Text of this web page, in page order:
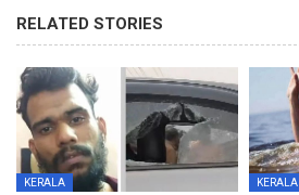
RELATED STORIES
KERALA KERALA